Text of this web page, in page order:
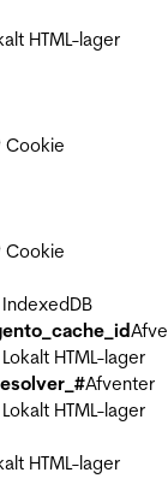
HTML-lager
Cookie
Cookie
HTML-lager
Afventer
HTML-lager
HTML-lager